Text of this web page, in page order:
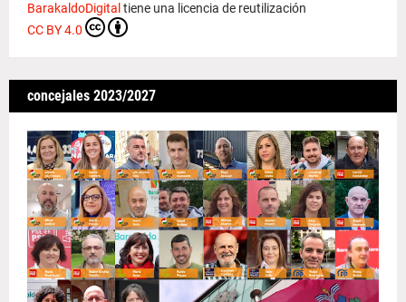
BarakaldoDigital tiene una licencia de reutilización
CC BY 4.0
concejales 2023/2027